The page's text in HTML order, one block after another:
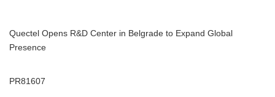
Quectel Opens R&D Center in Belgrade to Expand Global
Presence
PR81607